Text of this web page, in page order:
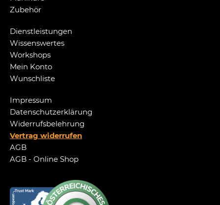
Zubehör
Dienstleistungen
Wissenswertes
Workshops
Mein Konto
Wunschliste
Impressum
Datenschutzerklärung
Widerrufsbelehrung
Vertrag widerrufen
AGB
AGB - Online Shop